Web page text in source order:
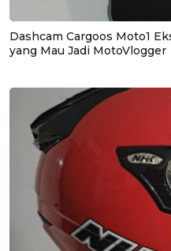
Dashcam Cargoos Moto1
yang Mau Jadi MotoVlogger